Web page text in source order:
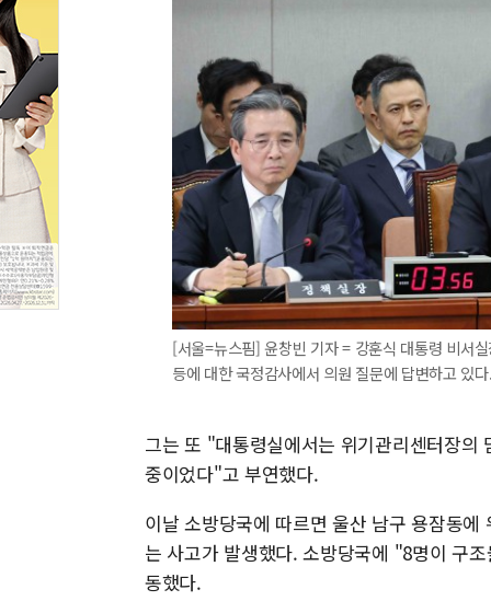
[서울=뉴스핌] 윤창빈 기자 = 강훈식 대통령 비서
등에 대한 국정감사에서 의원 질문에 답변하고
그는 또 "대통령실에서는 위기관리센터장의
중이었다"고 부연했다.
이날 소방당국에 따르면 울산 남구 용잠동
는 사고가 발생했다. 소방당국에 "8명이 구
동했다.